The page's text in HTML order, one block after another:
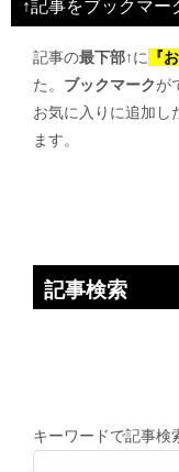
↑記事をブックマー
記事の最下部↑に 『
た。 ブックマークが
お気に入りに追加し
ます。
記事検索
キーワードで記事検